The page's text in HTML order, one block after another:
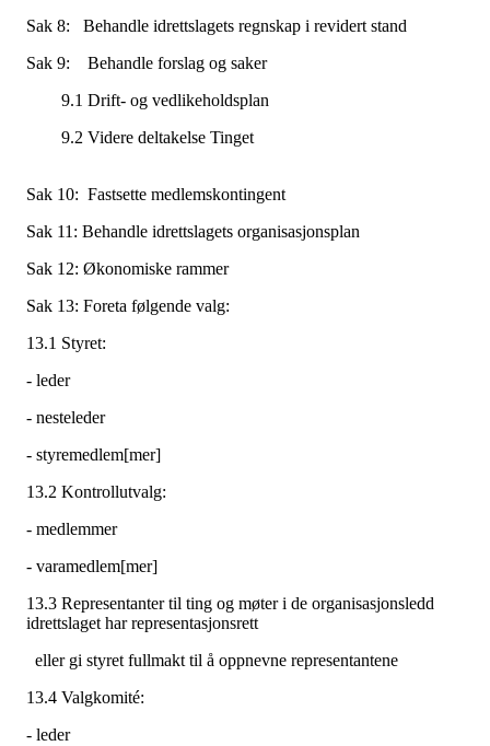
Sak 8: Behandle idrettslagets regnskap i revidert stand
Sak 9: Behandle forslag og saker
9.1 Drift- og vedlikeholdsplan
9.2 Videre deltakelse
Sak 10: Fastsette medlemskontingent
Sak 11: Behandle idrettslagets organisasjonsplan
Sak 12: Økonomiske rammer
Sak 13: Foreta følgende valg:
13.1 Styret:
- leder
- nesteleder
- styremedlem[mer]
13.2 Kontrollutvalg:
- medlemmer
- varamedlem[mer]
13.3 Representanter til ting og møter i de organisasjonsledd
idrettslaget har representasjonsrett
eller gi styret fullmakt til å oppnevne representantene
13.4 Valgkomité:
- leder